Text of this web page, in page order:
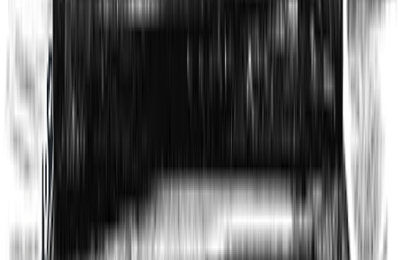
SEO des taxonomies